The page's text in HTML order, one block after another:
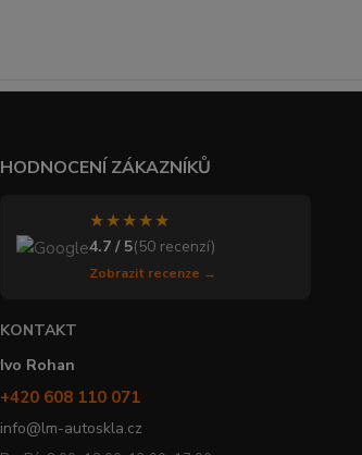
HODNOCENÍ ZÁKAZNÍKŮ
★★★★★
4.7 / 5(50 recenzí)
Zobrazit recenze →
KONTAKT
Ivo Rohan
+420 608 110 071
info@lm-autoskla.cz